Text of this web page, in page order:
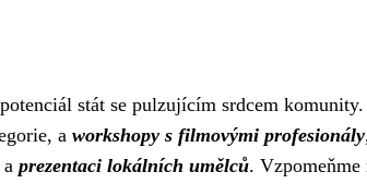
stát se pulzujícím srdcem komunity.
a workshopy s filmovými profesionály
a prezentaci lokálních umělců. Vzpomeňme